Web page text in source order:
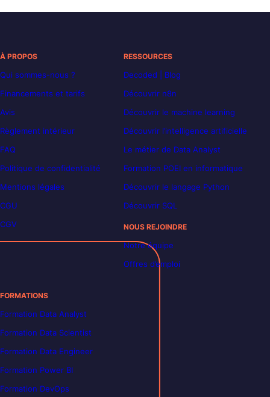
À PROPOS
Qui sommes-nous ?
Financements et tarifs
Avis
Règlement intérieur
FAQ
Politique de confidentialité
Mentions légales
CGU
CGV
RESSOURCES
Decoded | Blog
Découvrir n8n
Découvrir le machine learning
Découvrir l’intelligence artificielle
Le métier de Data Analyst
Formation POEI en informatique
Découvrir le langage Python
Découvrir SQL
NOUS REJOINDRE
Notre équipe
Offres d’emploi
FORMATIONS
Formation Data Analyst
Formation Data Scientist
Formation Data Engineer
Formation Power BI
Formation DevOps